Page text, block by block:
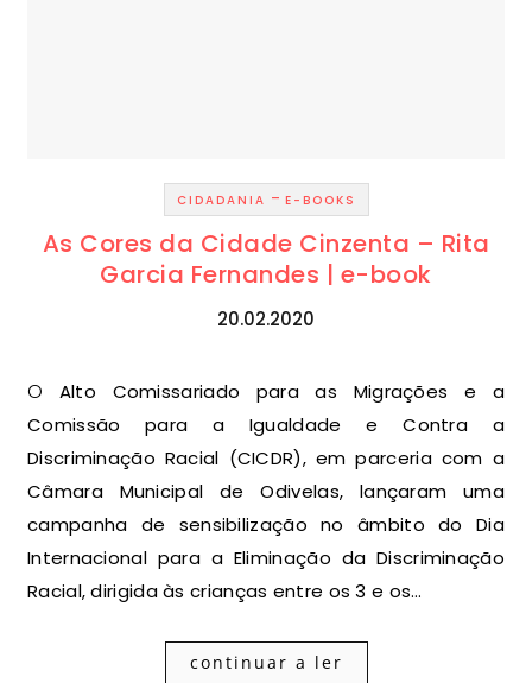
CIDADANIA - E-BOOKS
As Cores da Cidade Cinzenta – Rita
Garcia Fernandes | e-book
20.02.2020
O Alto Comissariado para as Migrações e a
Comissão para a Igualdade e Contra a
Discriminação Racial (CICDR), em parceria com a
Câmara Municipal de Odivelas, lançaram uma
campanha de sensibilização no âmbito do Dia
Internacional para a Eliminação da Discriminação
Racial, dirigida às crianças entre os 3 e os…
continuar a ler